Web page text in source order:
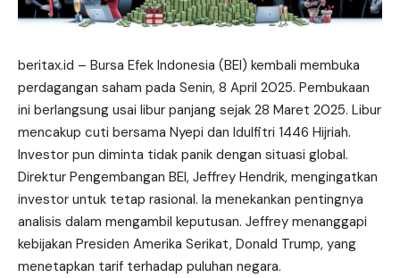
beritax.id – Bursa Efek Indonesia (BEI) kembali membuka
perdagangan saham pada Senin, 8 April 2025. Pembukaan
ini berlangsung usai libur panjang sejak 28 Maret 2025. Libur
mencakup cuti bersama Nyepi dan Idulfitri 1446 Hijriah.
Investor pun diminta tidak panik dengan situasi global.
Direktur Pengembangan BEI, Jeffrey Hendrik, mengingatkan
investor untuk tetap rasional. Ia menekankan pentingnya
analisis dalam mengambil keputusan. Jeffrey menanggapi
kebijakan Presiden Amerika Serikat, Donald Trump, yang
menetapkan tarif terhadap puluhan negara.